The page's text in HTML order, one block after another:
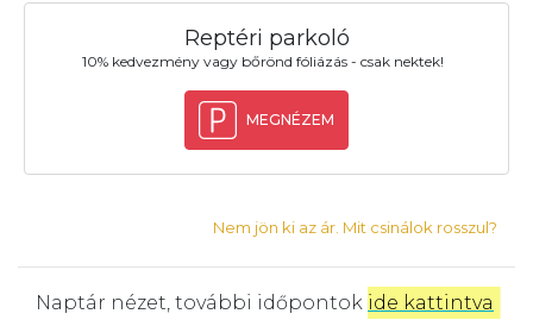
Reptéri parkoló
10% kedvezmény vagy bőrönd fóliázás - csak nektek!
MEGNÉZEM
Nem jön ki az ár. Mit csinálok rosszul?
Naptár nézet, további időpontok ide kattintva